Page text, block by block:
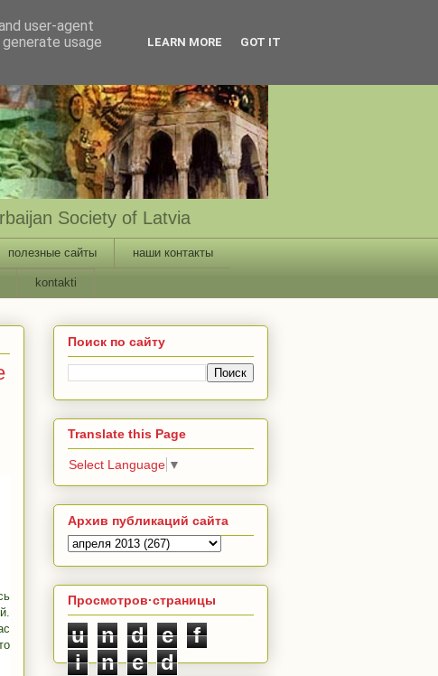
Society of Latvia
полезные сайты наши контакты
kontakti
Поиск по сайту
Translate this Page
Select Language ▼
Архив публикаций сайта
Просмотров·страницы
u n d e
f
i
n e d
user-agent
usage
LEARN MORE GOT IT